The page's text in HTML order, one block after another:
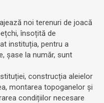
noi terenuri de joacă
însoțită de
instituția, pentru a
șase la număr, sunt
construcția aleielor
montarea topoganelor și
condițiilor necesare